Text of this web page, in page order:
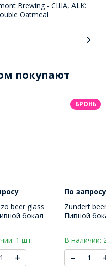
Brewing - США, ALK:
Oatmeal
покупают
beer glass
бокал
1 шт.
+
БРОНЬ
По запросу
Zundert beer
Пивной
В наличии: 2
– +